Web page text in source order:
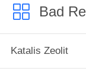
Bad
Katalis Zeolit